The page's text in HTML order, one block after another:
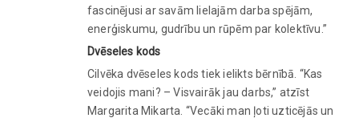
fascinējusi ar savām lielajām darba spējām,
enerģiskumu, gudrību un rūpēm par kolektīvu.”
Dvēseles kods
Cilvēka dvēseles kods tiek ielikts bērnībā. “Kas
veidojis mani? – Visvairāk jau darbs,” atzīst
Margarita Mikarta. “Vecāki man ļoti uzticējās un